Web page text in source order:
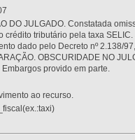
DO JULGADO. Constatada
tributário pela taxa
dado pelo Decreto nº 2.138/
OBSCURIDADE NO
provido em parte.
ao recurso.